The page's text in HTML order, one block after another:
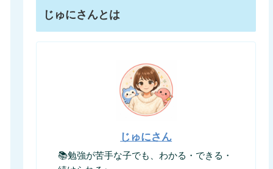
じゅにさんとは
じゅにさん
📚勉強が苦手な子でも、わかる・できる・